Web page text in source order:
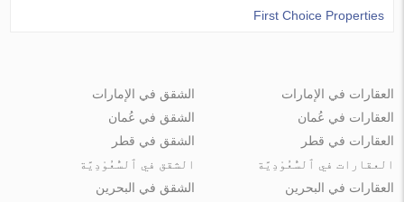
First Choice Properties
العقارات في الإمارات
العقارات في عُمان
العقارات في قطر
العقارات في ٱلسُّعُوْدِيَّة
العقارات في البحرين
الشقق في الإمارات
الشقق في عُمان
الشقق في قطر
الشقق في ٱلسُّعُوْدِيَّة
الشقق في البحرين